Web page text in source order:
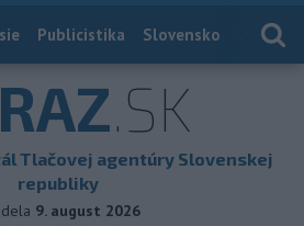
Publicistika Slovensko
.SK
Tlačovej agentúry Slovenskej
republiky
9. august 2026